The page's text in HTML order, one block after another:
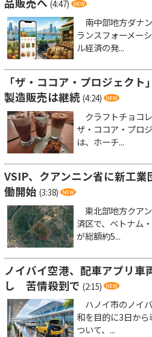
(4:47)
南中部地方ダナ
ランスフォーメー
ル経済の発...
「ザ・ココア・プロジェク
製造販売は継続 (4:24)
クラフトチョコ
ザ・ココア・プロ
は、ホーチ...
VSIP、クアンニン省に新工
働開始 (3:38)
東北部地方クア
済区で、ベトナム
が総額約5...
ノイバイ空港、配車アプリ車
し 苦情殺到で (2:15)
ハノイ市のノイ
和を目的に3日か
ついて、...